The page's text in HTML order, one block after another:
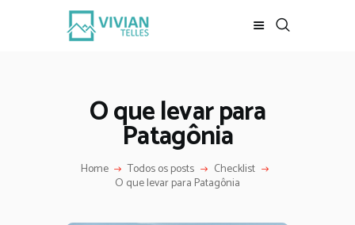
O que levar para
Patagônia
Home Todos os posts Checklist
O que levar para Patagônia
INÍCIO
LOJA
REVISTA
ESCALADA
MEUS VÍDEOS